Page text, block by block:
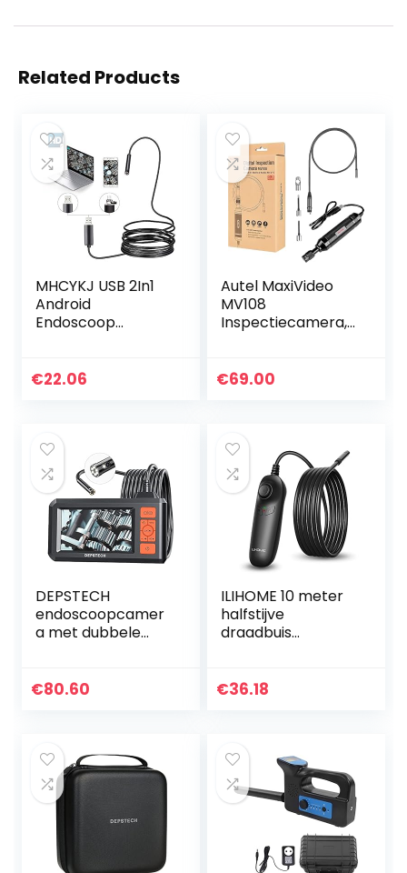
Related Products
MHCYKJ USB 2In1
Android
Endoscoop
Inspectie 5.5Mm
€22.06
Autel MaxiVideo
MV108
Inspectiecamera,
MX808/MK808BT/
€69.00
DEPSTECH
endoscoopcamer
a met dubbele
met licht, 7
1080p…
€80.60
ILIHOME 10 meter
halfstijve
draadbuis
endoscoop
€36.18